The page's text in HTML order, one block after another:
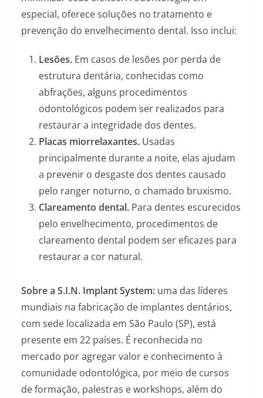
especial, oferece soluções no tratamento e
prevenção do envelhecimento dental. Isso inclui:
Lesões. Em casos de lesões por perda de
estrutura dentária, conhecidas como
abfrações, alguns procedimentos
odontológicos podem ser realizados para
restaurar a integridade dos dentes.
Placas miorrelaxantes. Usadas
principalmente durante a noite, elas ajudam
a prevenir o desgaste dos dentes causado
pelo ranger noturno, o chamado bruxismo.
Clareamento dental. Para dentes escurecidos
pelo envelhecimento, procedimentos de
clareamento dental podem ser eficazes para
restaurar a cor natural.
Sobre a S.I.N. Implant System: uma das líderes
mundiais na fabricação de implantes dentários,
com sede localizada em São Paulo (SP), está
presente em 22 países. É reconhecida no
mercado por agregar valor e conhecimento à
comunidade odontológica, por meio de cursos
de formação, palestras e workshops, além do